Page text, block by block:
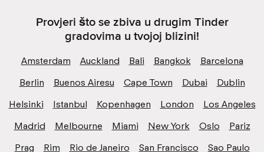
Provjeri što se zbiva u drugim Tinder
gradovima u tvojoj blizini!
Amsterdam Auckland Bali Bangkok
Barcelona
Berlin
Buenos Airesu Cape Town Dubai
Dublin
Helsinki
Istanbul Kopenhagen London
Los Angeles
Madrid
Melbourne Miami New York Oslo
Pariz
Prag
Rim Rio de Janeiro San Francisco
Sao Paulo